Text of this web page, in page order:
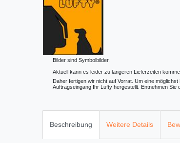
Bilder sind Symbolbilder.
Aktuell kann es leider zu längeren Lieferzeiten
Daher fertigen wir nicht auf Vorrat. Um eine
Auftragseingang Ihr Lufty hergestellt. Entnehmen Sie
Beschreibung Weitere Details